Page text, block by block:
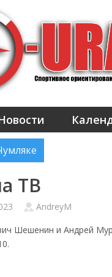
ТВ
AndreyM
Шешенин и Андрей